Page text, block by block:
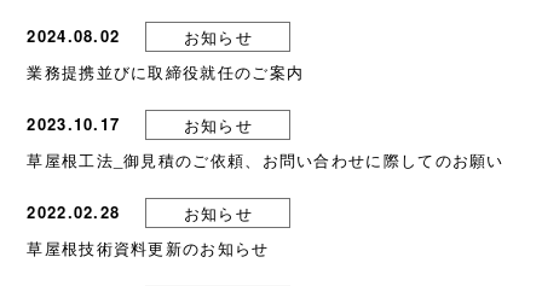
2024.08.02
お知らせ
業務提携並びに取締役就任のご案内
2023.10.17
お知らせ
草屋根工法_御見積のご依頼、お問い合わせに際してのお願い
2022.02.28
お知らせ
草屋根技術資料更新のお知らせ